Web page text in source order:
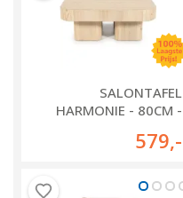
SALONTAFEL
HARMONIE - 80CM -
579,-